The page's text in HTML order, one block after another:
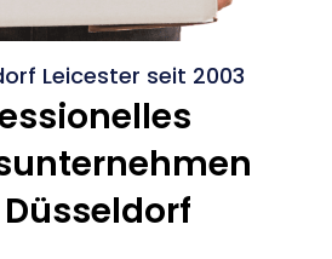
Leicester seit 2003